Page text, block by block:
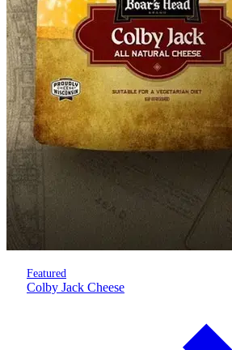
Featured
Colby Jack Cheese